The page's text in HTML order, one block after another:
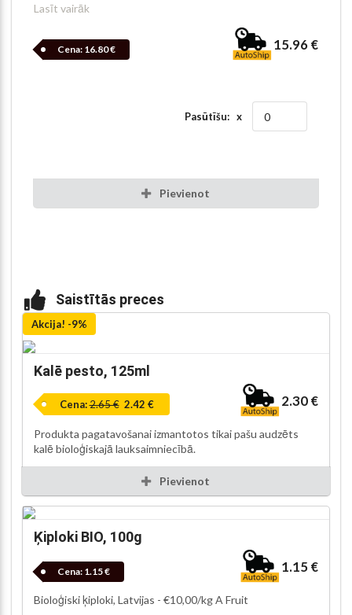
Lasīt vairāk
Cena: 16.80 € 15.96 €
Pasūtīšu: x
Pievienot
Saistītās preces
Akcija! -9%
Kalē pesto, 125ml
Cena:2.65 € 2.42 € 2.30 €
Produkta pagatavošanai izmantotos tikai pašu audzēts
kalē bioloģiskajā lauksaimniecībā.
Pievienot
Ķiploki BIO, 100g
Cena: 1.15 € 1.15 €
Bioloģiski ķiploki, Latvijas - €10,00/kg A Fruit